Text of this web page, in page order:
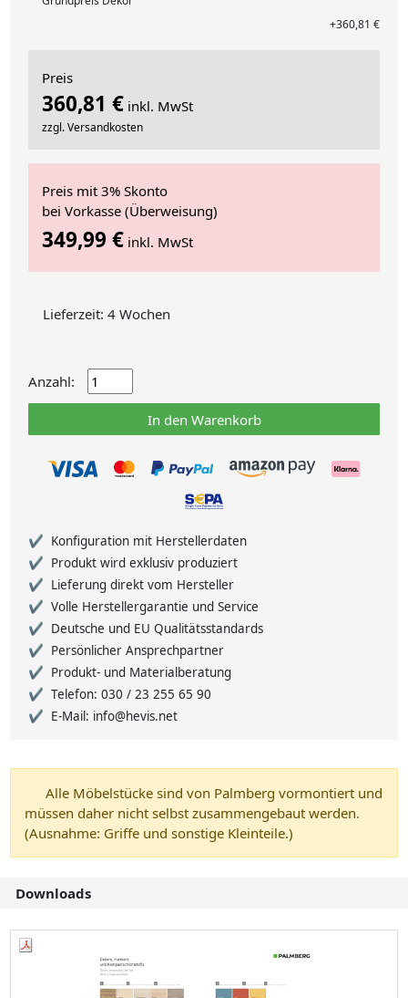
+360,81 €
Preis
360,81 € inkl. MwSt
zzgl. Versandkosten
Preis mit 3% Skonto
bei Vorkasse (Überweisung)
349,99 € inkl. MwSt
Lieferzeit: 4 Wochen
Anzahl:
In den Warenkorb
Konfiguration mit Herstellerdaten
Produkt wird exklusiv produziert
Lieferung direkt vom Hersteller
Volle Herstellergarantie und Service
Deutsche und EU Qualitätsstandards
Persönlicher Ansprechpartner
Produkt- und Materialberatung
Telefon: 030 / 23 255 65 90
E-Mail: info@hevis.net
Alle Möbelstücke sind von Palmberg vormontiert und
müssen daher nicht selbst zusammengebaut werden.
(Ausnahme: Griffe und sonstige Kleinteile.)
Downloads